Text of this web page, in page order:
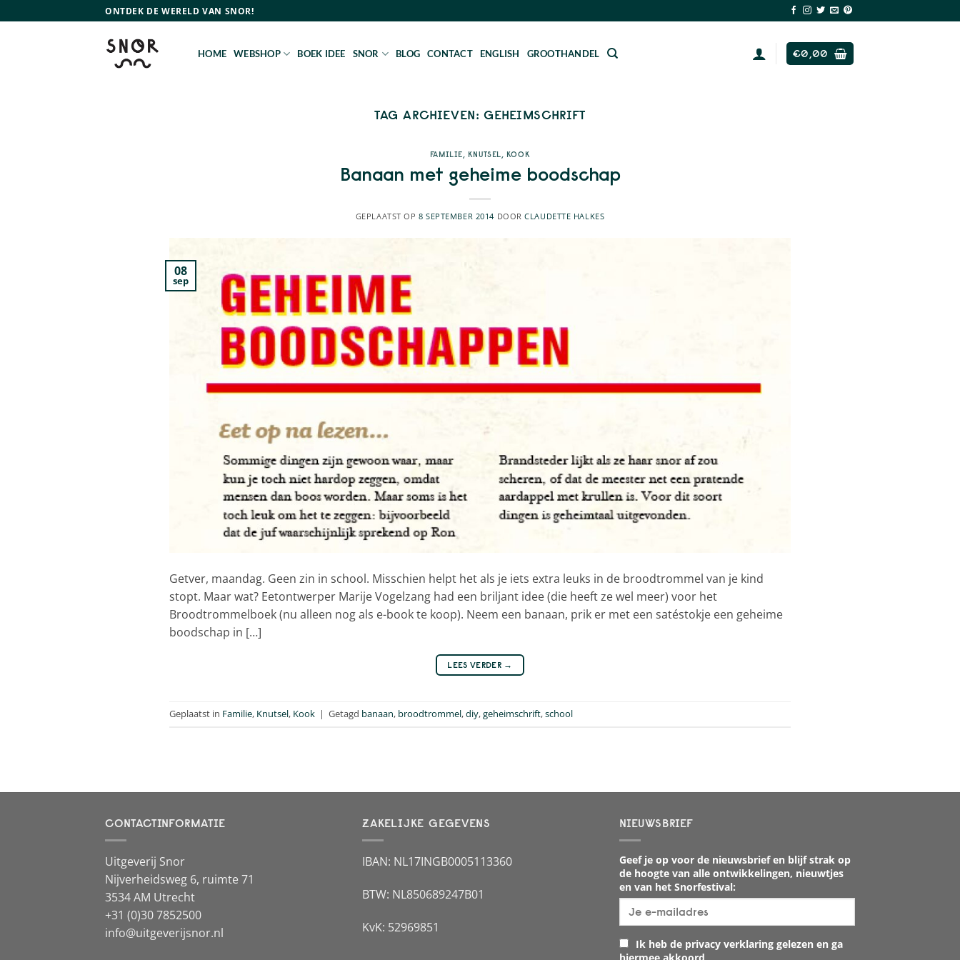
naar
ONTDEK DE WERELD VAN SNOR!
HOME WEBSHOP BOEK IDEE SNOR BLOG CONTACT ENGLISH GROOTHANDEL €0,00
TAG ARCHIEVEN:GEHEIMSCHRIFT
FAMILIE, KNUTSEL, KOOK
Banaan met geheime boodschap
GEPLAATST OP 8 SEPTEMBER 2014 DOORCLAUDETTE HALKES
08
sep
Getver, maandag. Geen zin in school. Misschien helpt het als je iets extra leuks in de broodtrommel van je kind
stopt. Maar wat? Eetontwerper Marije Vogelzang had een briljant idee (die heeft ze wel meer) voor het
Broodtrommelboek (nu alleen nog als e-book te koop). Neem een banaan, prik er met een satéstokje een geheime
boodschap in […]
LEES VERDER →
Geplaatst in Familie, Knutsel, Kook | Getagd banaan, broodtrommel,diy,geheimschrift,school
CONTACTINFORMATIE
Uitgeverij Snor
Nijverheidsweg 6, ruimte 71
3534 AM Utrecht
+31 (0)30 7852500
info@uitgeverijsnor.nl
ZAKELIJKE GEGEVENS
IBAN: NL17INGB0005113360
BTW: NL850689247B01
KvK: 52969851
NIEUWSBRIEF
Geef je op voor de nieuwsbrief en blijf strak op
de hoogte van alle ontwikkelingen, nieuwtjes
en van het Snorfestival:
Ik heb de privacy verklaring gelezen en ga